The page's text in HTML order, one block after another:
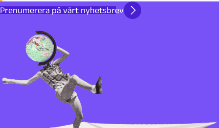
Prenumerera på vårt nyhetsbrev